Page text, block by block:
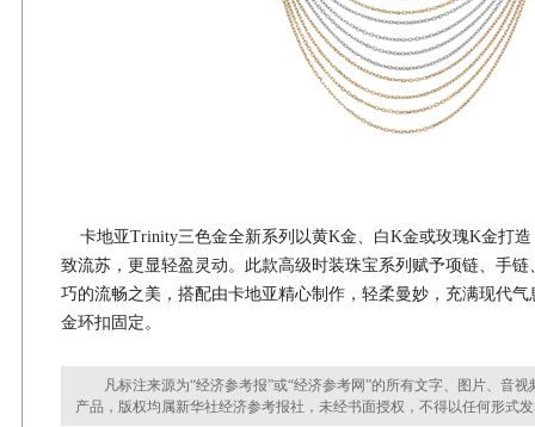
卡地亚Trinity三色金全新系列以黄K金、白K金或玫瑰K金打造
致流苏，更显轻盈灵动。此款高级时装珠宝系列赋予项链、手
巧的流畅之美，搭配由卡地亚精心制作，轻柔曼妙，充满现代
金环扣固定。
凡标注来源为“经济参考报”或“经济参考网”的所有文字、图片、音视
产品，版权均属新华社经济参考报社，未经书面授权，不得以任何形式